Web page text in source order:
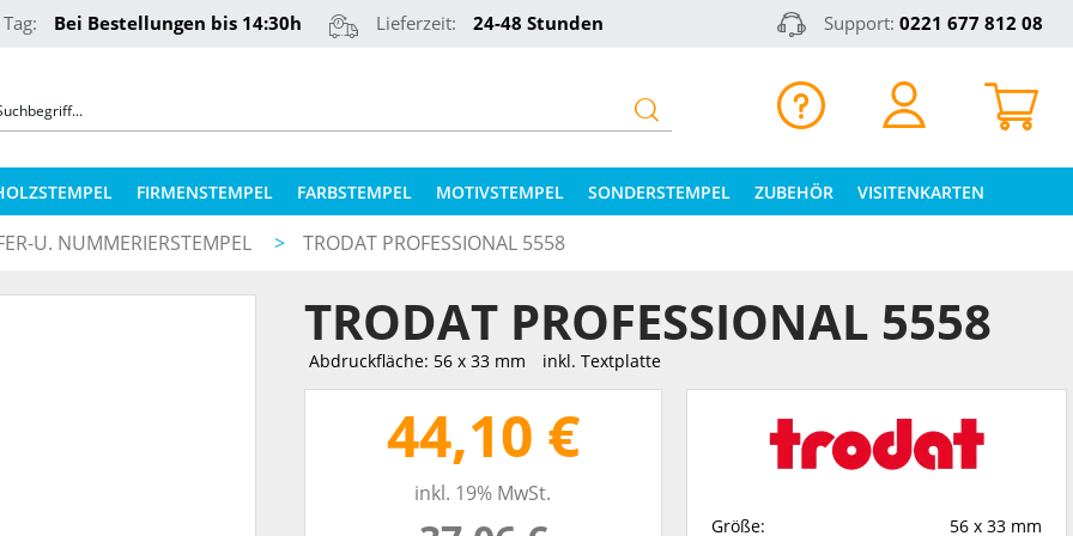
Bei Bestellungen bis 14:30h Lieferzeit: 24-48 Stunden Support: 0221 677 812 08
FIRMENSTEMPEL FARBSTEMPEL MOTIVSTEMPEL SONDERSTEMPEL ZUBEHÖR
COLOP STEMPELKISSEN
ERSATZPLATTEN NACH TYPEN
ERSATZPLATTEN NACH GRÖSSE
STEMPELKISSEN FÜR HOLZSTEMPEL
VISITENKARTEN
U. NUMMERIERSTEMPEL > TRODAT PROFESSIONAL 5558
TRODAT PROFESSIONAL 5558
Abdruckfläche: 56 x 33 mm inkl. Textplatte
44,10 €
inkl. 19% MwSt.
Größe:
56 x 33 mm